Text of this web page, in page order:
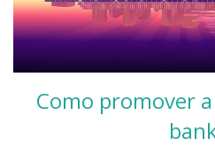
Como promover